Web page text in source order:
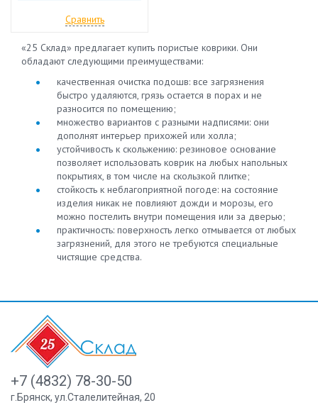
Сравнить
«25 Склад» предлагает купить пористые коврики. Они
обладают следующими преимуществами:
качественная очистка подошв: все загрязнения
быстро удаляются, грязь остается в порах и не
разносится по помещению;
множество вариантов с разными надписями: они
дополнят интерьер прихожей или холла;
устойчивость к скольжению: резиновое основание
позволяет использовать коврик на любых напольных
покрытиях, в том числе на скользкой плитке;
стойкость к неблагоприятной погоде: на состояние
изделия никак не повлияют дожди и морозы, его
можно постелить внутри помещения или за дверью;
практичность: поверхность легко отмывается от любых
загрязнений, для этого не требуются специальные
чистящие средства.
+7 (4832) 78-30-50
г.Брянск, ул.Сталелитейная, 20